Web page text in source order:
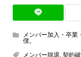
メンバー加入・卒業
僕。
メンバー脱退 契約